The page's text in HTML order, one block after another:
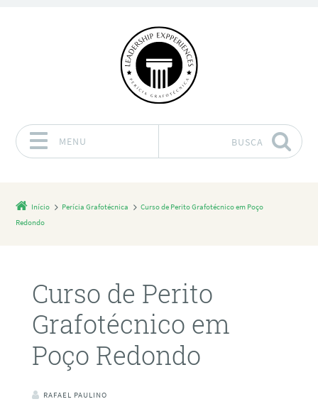
MENU BUSCA
Início Perícia Grafotécnica
Curso de Perito Grafotécnico em Poço
Redondo
Curso de Perito
Grafotécnico em
Poço Redondo
RAFAEL PAULINO